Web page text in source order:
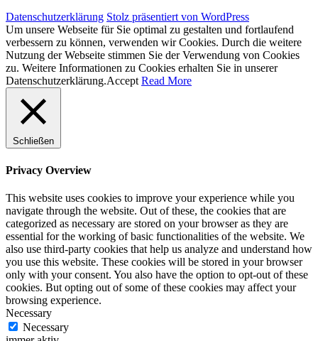
Datenschutzerklärung Stolz präsentiert von WordPress
Um unsere Webseite für Sie optimal zu gestalten und fortlaufend
verbessern zu können, verwenden wir Cookies. Durch die weitere
Nutzung der Webseite stimmen Sie der Verwendung von Cookies
zu. Weitere Informationen zu Cookies erhalten Sie in unserer
Datenschutzerklärung.Accept Read More
Schließen
Privacy Overview
This website uses cookies to improve your experience while you
navigate through the website. Out of these, the cookies that are
categorized as necessary are stored on your browser as they are
essential for the working of basic functionalities of the website. We
also use third-party cookies that help us analyze and understand how
you use this website. These cookies will be stored in your browser
only with your consent. You also have the option to opt-out of these
cookies. But opting out of some of these cookies may affect your
browsing experience.
Necessary
Necessary